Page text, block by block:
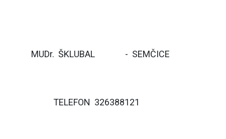
MUDr. ŠKLUBAL - SEMČICE
TELEFON 326388121